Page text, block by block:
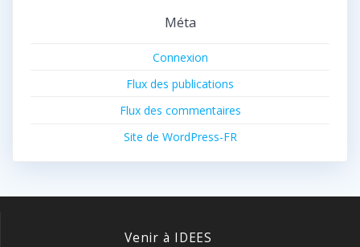
Méta
Connexion
Flux des publications
Flux des commentaires
Site de WordPress-FR
Venir à IDEES